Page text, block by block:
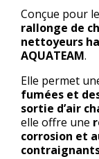
Conçue pour
rallonge de
nettoyeurs
AQUATEAM.
Elle permet
fumées et
sortie d’air
elle offre une
corrosion et